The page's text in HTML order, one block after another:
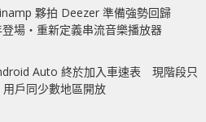
夥拍 Deezer 準備強勢回歸
登場‧重新定義串流音樂播放器
Auto 終於加入車速表 現階段只
戶同少數地區開放